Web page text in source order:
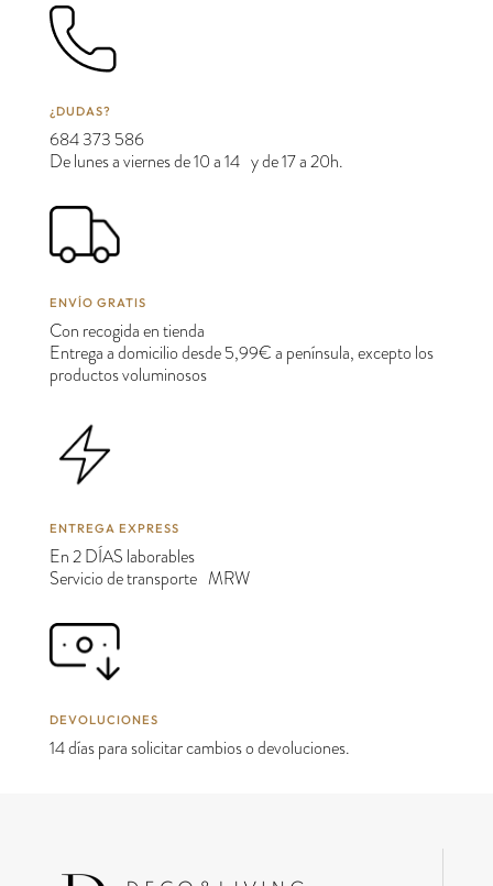
¿DUDAS?
684 373 586
De lunes a viernes de 10 a 14 y de 17 a 20h.
ENVÍO GRATIS
Con recogida en tienda
Entrega a domicilio desde 5,99€ a península, excepto los
productos voluminosos
ENTREGA EXPRESS
En 2 DÍAS laborables
Servicio de transporte MRW
DEVOLUCIONES
14 días para solicitar cambios o devoluciones.